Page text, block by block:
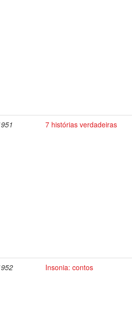
7 histórias verdadeiras
Insonia: contos